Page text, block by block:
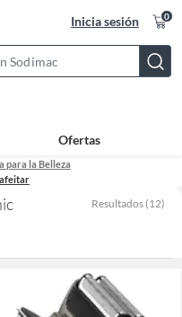
Inicia sesión 0
Bar
Ofertas
para la Belleza
Resultados (12)